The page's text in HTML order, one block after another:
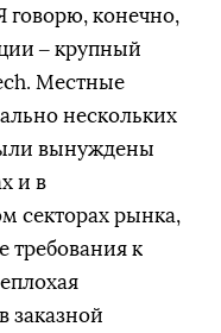
говорю, конечно,
– крупный
Местные
нескольких
вынуждены
и в
секторах рынка,
требования к
заказной